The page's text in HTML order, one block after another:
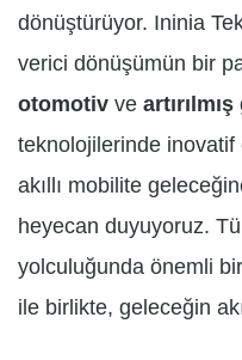
dönüştürüyor. Ininia
verici dönüşümün bir
otomotiv ve
teknolojilerinde
akıllı mobilite
heyecan duyuyoruz.
yolculuğunda önemli
ile birlikte, geleceğin